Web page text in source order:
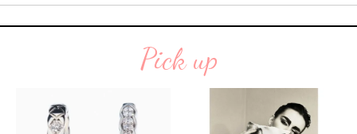
Pick up